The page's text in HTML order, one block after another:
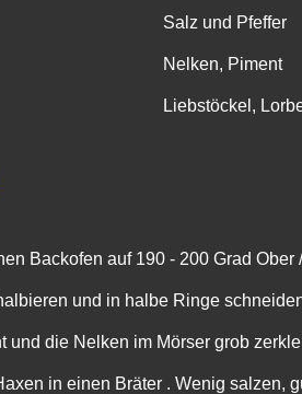
Salz und Pfeffer
Nelken, Piment
Liebstöckel,
Backofen auf 190 - 200 Grad Ober
und in halbe Ringe
und die Nelken im Mörser grob
in einen Bräter . Wenig salzen,